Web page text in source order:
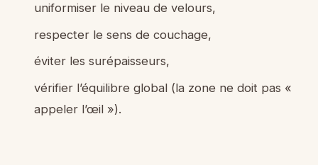
uniformiser le niveau de velours,
respecter le sens de couchage,
éviter les surépaisseurs,
vérifier l’équilibre global (la zone ne doit pas «
appeler l’œil »).